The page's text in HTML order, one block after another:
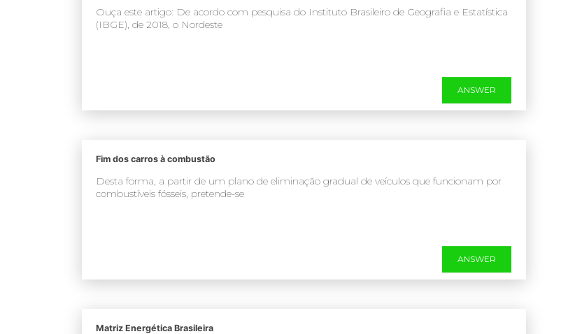
Ouça este artigo: De acordo com pesquisa do Instituto Brasileiro de Geografia e Estatística
(IBGE), de 2018, o Nordeste
ANSWER
Fim dos carros à combustão
Desta forma, a partir de um plano de eliminação gradual de veículos que funcionam por
combustíveis fósseis, pretende-se
ANSWER
Matriz Energética Brasileira